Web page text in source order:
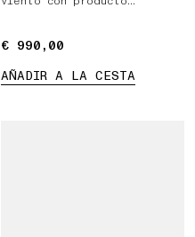
€ 990,00
€ 990,00
AÑADIR A LA CESTA